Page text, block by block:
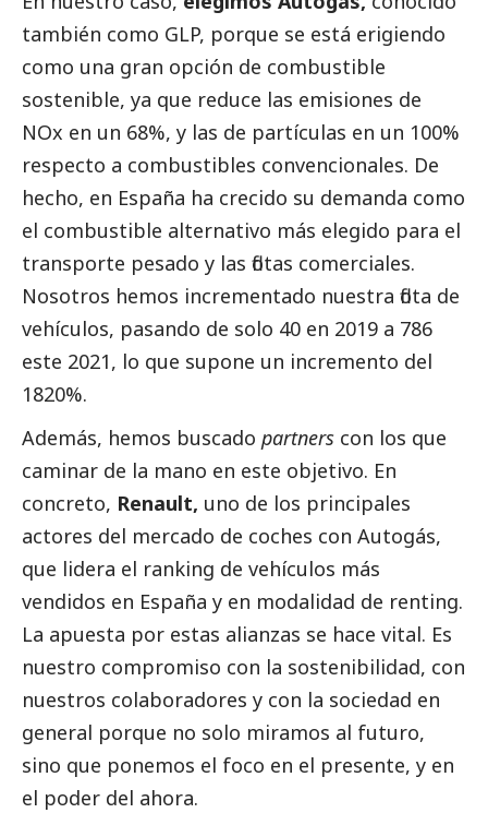
también como GLP, porque se está erigiendo
como una gran opción de combustible
sostenible, ya que reduce las emisiones de
NOx en un 68%, y las de partículas en un 100%
respecto a combustibles convencionales. De
hecho, en España ha crecido su demanda como
el combustible alternativo más elegido para el
transporte pesado y las flotas comerciales.
Nosotros hemos incrementado nuestra flota de
vehículos, pasando de solo 40 en 2019 a 786
este 2021, lo que supone un incremento del
1820%.
Además, hemos buscado partners con los que
caminar de la mano en este objetivo. En
concreto, Renault, uno de los principales
actores del mercado de coches con Autogás,
que lidera el ranking de vehículos más
vendidos en España y en modalidad de renting.
La apuesta por estas alianzas se hace vital. Es
nuestro compromiso con la sostenibilidad, con
nuestros colaboradores y con la sociedad en
general porque no solo miramos al futuro,
sino que ponemos el foco en el presente, y en
el poder del ahora.